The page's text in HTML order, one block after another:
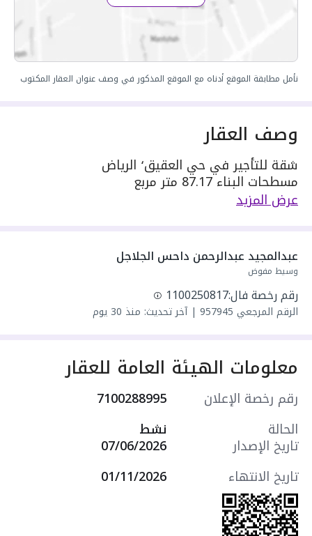
نأمل مطابقة الموقع أدناه مع الموقع المذكور في وصف عنوان العقار المكتوب
وصف العقار
شقة للتأجير في حي العقيق٬ الرياض
مسطحات البناء 87.17 متر مربع
يحدها 1 شارع:
مكونة من: 2 غرفة
واصل مياه
سنة البناء: 2026
سعرها 120000 ر.س
عرض المزيد
عبدالمجيد عبدالرحمن داحس الجلاجل
وسيط مفوض
رقم رخصة فال:1100250817
الرقم المرجعي 957945
|آخر تحديث: منذ 30 يوم
معلومات الهيئة العامة للعقار
رقم رخصة الإعلان
7100288995
الحالة
نشط
تاريخ الإصدار
07/06/2026
تاريخ الانتهاء
01/11/2026